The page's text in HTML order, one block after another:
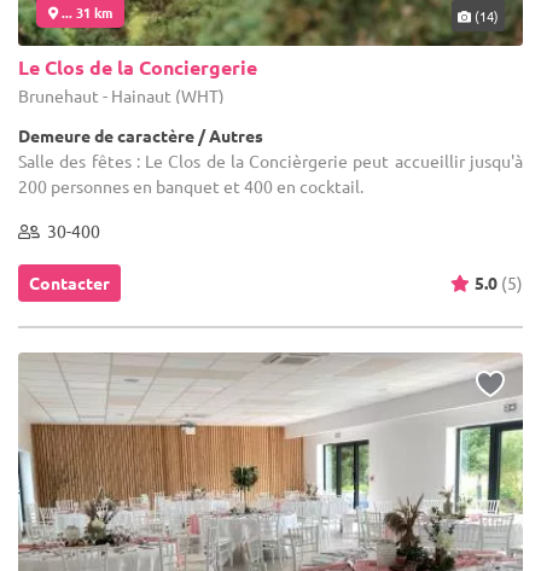
... 31 km (14)
Le Clos de la Conciergerie
Brunehaut - Hainaut (WHT)
Demeure de caractère / Autres
Salle des fêtes : Le Clos de la Concièrgerie peut accueillir jusqu'à
200 personnes en banquet et 400 en cocktail.
30-400
Contacter 5.0 (5)